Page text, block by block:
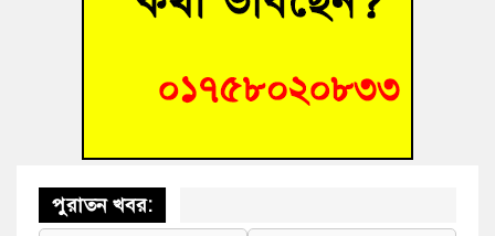
“স্পেশাল ট্রাইব্যুনালে জুলাই গণহত্যার বিচার করেন, জনগণ আপনাদের
ভাষা সৈনিক অজিত গুহ মহাবিদ্যালয়ে জুলাই গণঅভ্যুত্থান দিবসের
আলোচনা সভা ও পুরস্কার বিতরণ
পুরাতন খবর: